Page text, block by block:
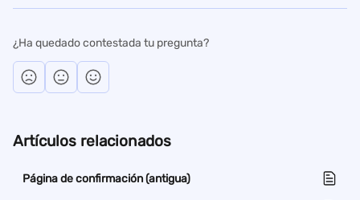
¿Ha quedado contestada tu pregunta?
Artículos relacionados
Página de confirmación (antigua)